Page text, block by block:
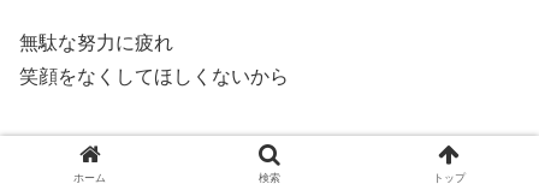
無駄な努力に疲れ
笑顔をなくしてほしくないから
ホーム 検索 トップ